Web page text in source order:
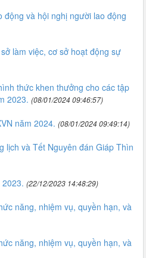
và hội nghị người lao động
làm việc, cơ sở hoạt động sự
thức khen thưởng cho các tập
2023. (08/01/2024 09:46:57)
năm 2024. (08/01/2024 09:49:14)
lịch và Tết Nguyên đán Giáp Thìn
(22/12/2023 14:48:29)
năng, nhiệm vụ, quyền hạn, và
năng, nhiệm vụ, quyền hạn, và